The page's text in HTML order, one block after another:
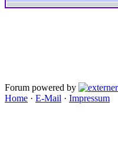
Forum powered by
Home · E-Mail · Impressum